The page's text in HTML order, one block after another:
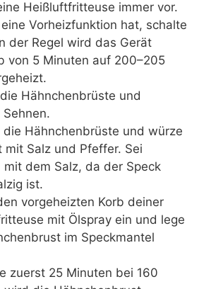
Heißluftfritteuse immer vor.
Vorheizfunktion hat, schalte
der Regel wird das Gerät
von 5 Minuten auf 200–205
Hähnchenbrüste und
die Hähnchenbrüste und würze
mit Salz und Pfeffer. Sei
mit dem Salz, da der Speck
ist.
vorgeheizten Korb deiner
mit Ölspray ein und lege
im Speckmantel
zuerst 25 Minuten bei 160